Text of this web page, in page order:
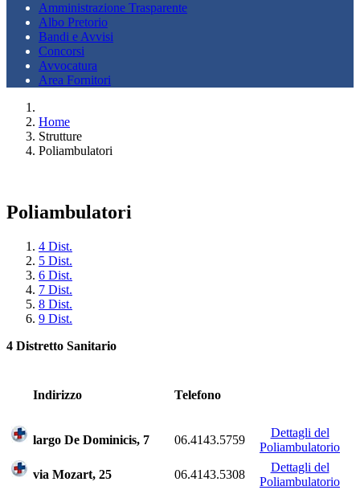
Amministrazione Trasparente
Albo Pretorio
Bandi e Avvisi
Concorsi
Avvocatura
Area Fornitori
Home
Strutture
Poliambulatori
Poliambulatori
4 Dist.
5 Dist.
6 Dist.
7 Dist.
8 Dist.
9 Dist.
4 Distretto Sanitario
Indirizzo Telefono
largo De Dominicis, 7 06.4143.5759
Dettagli del
Poliambulatorio
via Mozart, 25
06.4143.5308
Dettagli del
Poliambulatorio